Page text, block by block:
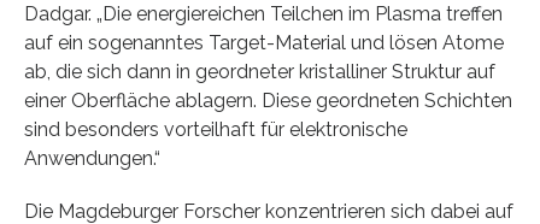
Dadgar. „Die energiereichen Teilchen im Plasma treffen
auf ein sogenanntes Target-Material und lösen Atome
ab, die sich dann in geordneter kristalliner Struktur auf
einer Oberfläche ablagern. Diese geordneten Schichten
sind besonders vorteilhaft für elektronische
Anwendungen.“
Die Magdeburger Forscher konzentrieren sich dabei auf